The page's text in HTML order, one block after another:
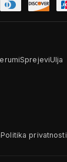
SprejeviUlja
Politika privatnosti